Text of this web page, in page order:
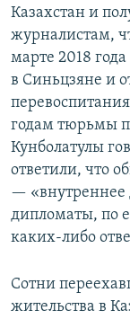
Казахстан и
журналистам,
марте 2018
в Синьцзяне и
годам тюрьмы
Кунболатулы
ответили, что
— «внутреннее
дипломаты, по
каких-либо
Сотни
жительства в